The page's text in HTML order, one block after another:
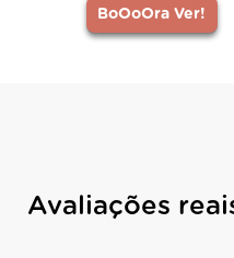
BoOoOra Ver!
Avaliações